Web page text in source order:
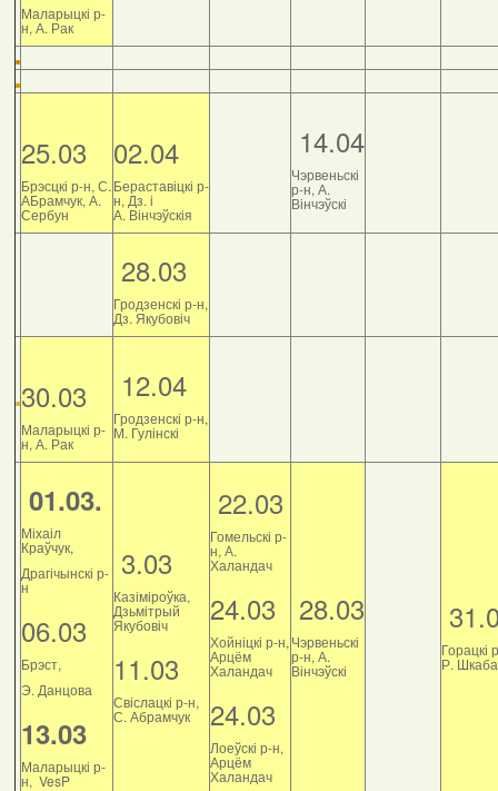
Маларыцкі р-
н, А. Рак
25.03
Брэсцкі р-н, С.
АБрамчук, А.
Сербун
02.04
Бераставіцкі р-
н, Дз. і
А. Вінчэўскія
14.04
Чэрвеньскі
р-н, А.
Вінчэўскі
28.03
Гродзенскі р-н,
Дз. Якубовіч
30.03
Маларыцкі р-
н, А. Рак
12.04
Гродзенскі р-н,
М. Гулінскі
01.03.
Міхаіл
Краўчук,
Драгічынскі р-
н
06.03
Брэст,
Э. Данцова
13.03
Маларыцкі р-
н, VesP
3.03
Казіміроўка,
Дзьмітрый
Якубовіч
11.03
Свіслацкі р-н,
С. Абрамчук
22.03
Гомельскі р-
н, А.
Халандач
24.03
Хойніцкі р-н,
Арцём
Халандач
24.03
Лоеўскі р-н,
Арцём
Халандач
28.03
Чэрвеньскі
р-н, А.
Вінчэўскі
Горацкі
Р.